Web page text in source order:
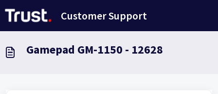
Customer Support
Gamepad GM-1150 - 12628